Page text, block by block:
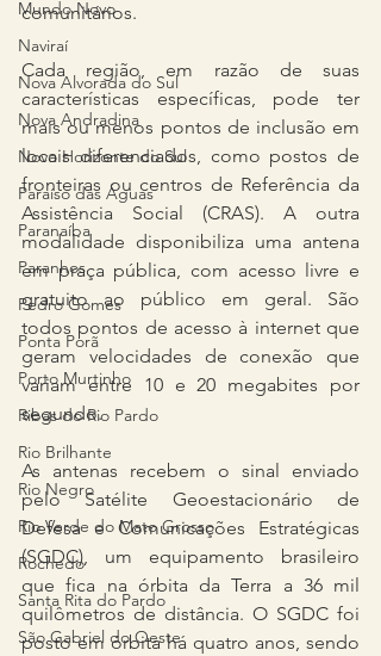
Mundo Novo
Naviraí
Nova Alvorada do Sul
Nova Andradina
Novo Horizonte do Sul
Paraíso das Águas
Paranaíba
Paranhos
Pedro Gomes
Ponta Porã
Porto Murtinho
Ribas do Rio Pardo
Rio Brilhante
Rio Negro
Rio Verde do Mato Grosso
Rochedo
Santa Rita do Pardo
São Gabriel do Oeste
comunitários.
Cada região, em razão de suas
características específicas, pode ter
mais ou menos pontos de inclusão em
locais diferenciados, como postos de
fronteiras ou centros de Referência da
Assistência Social (CRAS). A outra
modalidade disponibiliza uma antena
em praça pública, com acesso livre e
gratuito ao público em geral. São
todos pontos de acesso à internet que
geram velocidades de conexão que
variam entre 10 e 20 megabites por
segundo.
As antenas recebem o sinal enviado
pelo Satélite Geoestacionário de
Defesa e Comunicações Estratégicas
(SGDC), um equipamento brasileiro
que fica na órbita da Terra a 36 mil
quilômetros de distância. O SGDC foi
posto em órbita há quatro anos, sendo